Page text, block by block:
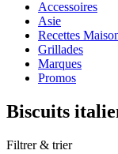
Accessoires
Asie
Recettes
Grillades
Marques
Promos
Biscuits
Filtrer & trier